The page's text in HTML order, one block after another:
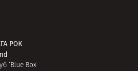
РОК
‘Blue Box’